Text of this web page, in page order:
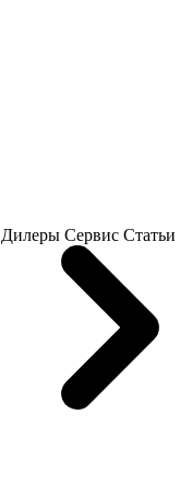
Дилеры Сервис Статьи